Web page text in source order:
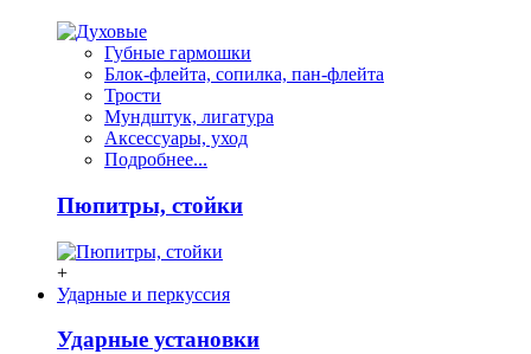
Губные гармошки
Блок-флейта, сопилка, пан-флейта
Трости
Мундштук, лигатура
Аксессуары, уход
Подробнее...
Пюпитры, стойки
+
Ударные и перкуссия
Ударные установки